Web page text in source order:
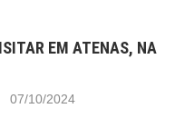
EM ATENAS, NA
07/10/2024